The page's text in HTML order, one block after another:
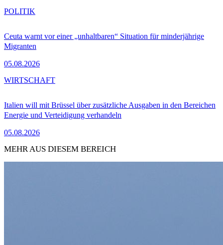
Ceuta warnt vor einer „unhaltbaren“ Situation für minderjährige
Migranten
05.08.2026
POLITIK
Italien will mit Brüssel über zusätzliche Ausgaben in den Bereichen
Energie und Verteidigung verhandeln
05.08.2026
WIRTSCHAFT
MEHR AUS DIESEM BEREICH